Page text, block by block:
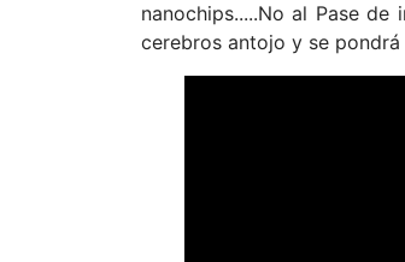
nanochips.....No al Pase
cerebros antojo y se